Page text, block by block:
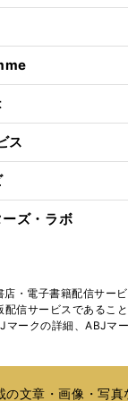
ス
ズ・ラボ
・電子書籍配信サー
配信サービスであるこ
ークの詳細、ABJマ
の文章・画像・写真